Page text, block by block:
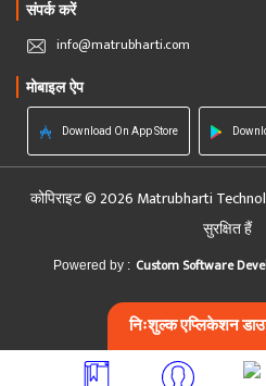
संपर्क करें
info@matrubharti.com
मोबाइल ऐप
Download On App Store
कोपिराइट © 2026 Matrubharti
सुरक्षित हैं
Powered by : Custom Software
निःशुल्क एप्लिकेशन